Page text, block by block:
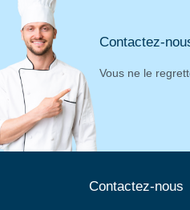
Contactez-
Vous ne le
Contactez-nous